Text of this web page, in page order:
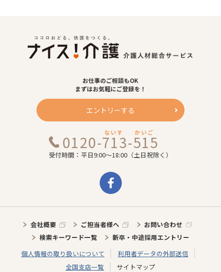
お仕事のご相談もOK
まずはお気軽にご登録を！
エントリーする
0120-713-515
ないす かいご
受付時間：平日9:00～18:00（土日祝除く）
会社概要 ご担当者様へ
お問い合わせ
検索キーワード一覧
新卒・中途採用エントリー
個人情報の取り扱いについて
利用者データの外部送信
全国支店一覧
サイトマップ